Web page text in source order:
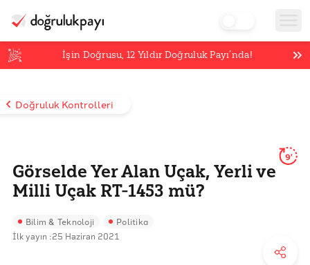
İşin Doğrusu,12 Yıldır Doğruluk Payı’nda!
Doğruluk Kontrolleri
Görselde Yer Alan Uçak, Yerli ve
Milli Uçak RT-1453 mü?
9'
Bilim & Teknoloji Politika
İlk yayın :25 Haziran 2021